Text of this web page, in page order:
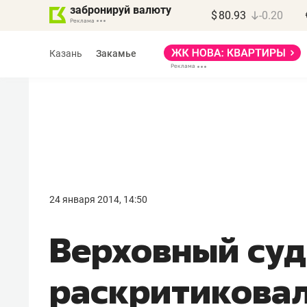
забронируй валюту $ 80.93 -0.20
Казань Закамье
24 января 2014, 14:50
Верховный
девелопера – найти
правильный продукт»
Девелопер из топ-10*
Башкортостана входит в Татарстан